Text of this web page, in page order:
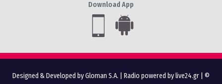
Download App
Designed & Developed by Gloman S.A. Radio powered by live24.gr | ©